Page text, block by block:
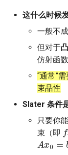
这什么时候
一般不
但对于
仿射函
“通常”
束品性
Slater 条件
只要你
束（即
f
Ax 0= b